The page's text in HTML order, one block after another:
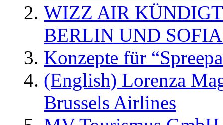
WIZZ AIR
BERLIN UND
Konzepte für
(English) Lorenza
Brussels Airlines